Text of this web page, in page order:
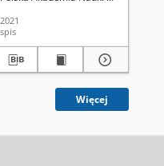
2021
spis
Więcej